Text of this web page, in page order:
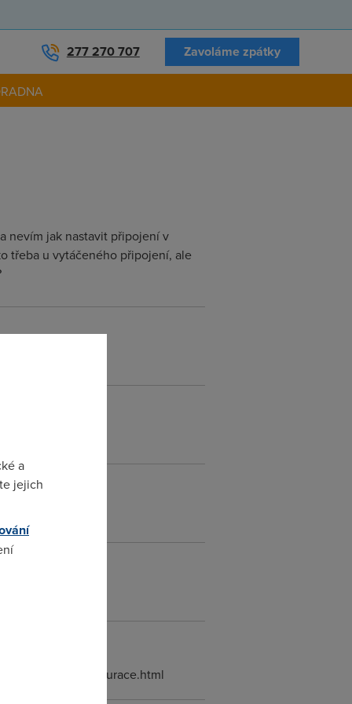
277 270 707 Zavoláme zpátky
nevím jak nastavit připojení v
třeba u vytáčeného připojení, ale
konfigurace.html
a
jejich